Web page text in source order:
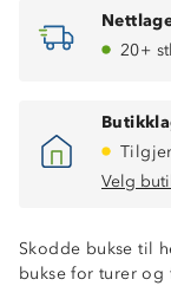
20+
Velg
Skodde bukse til
bukse for turer og